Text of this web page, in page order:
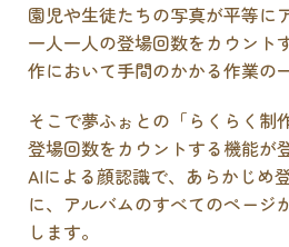
園児や生徒たちの写真が平等に
一人一人の登場回数をカウント
作において手間のかかる作業の
そこで夢ふぉとの「らくらく制
登場回数をカウントする機能が
AIによる顔認識で、あらかじめ
に、アルバムのすべてのページ
します。